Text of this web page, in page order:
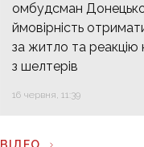
омбудсман
ймовірність
за житло та
з шелтерів
16 червня, 11:39